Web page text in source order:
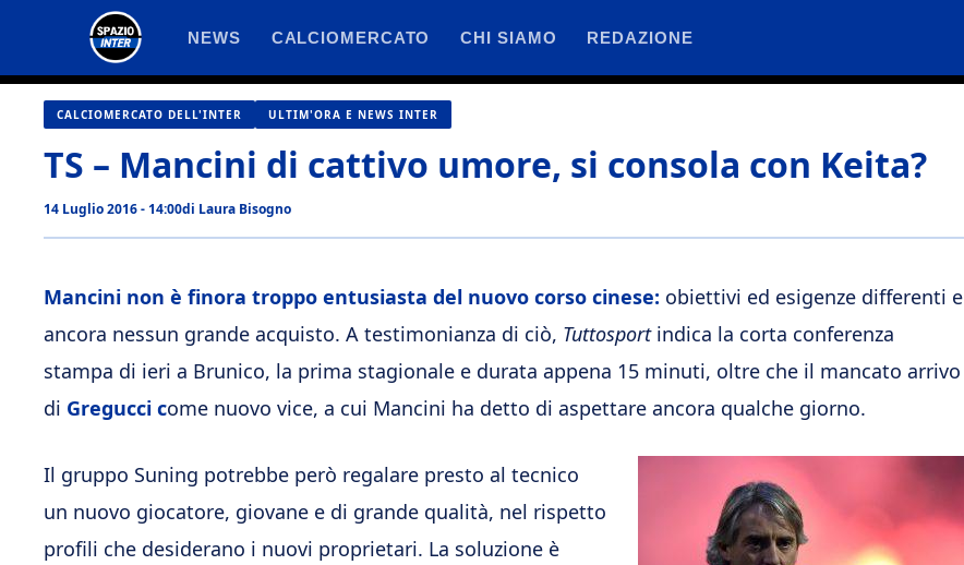
contenuto
NEWS CALCIOMERCATO CHI SIAMO REDAZIONE
CALCIOMERCATO DELL'INTER ULTIM'ORA E NEWS INTER
TS – Mancini di cattivo umore, si consola con Keita?
14 Luglio 2016 - 14:00di Laura Bisogno
Mancini non è finora troppo entusiasta del nuovo corso cinese: obiettivi ed esigenze differenti e
ancora nessun grande acquisto. A testimonianza di ciò, Tuttosportindica la corta conferenza
stampa di ieri a Brunico, la prima stagionale e durata appena 15 minuti, oltre che il mancato arrivo
di Gregucci come nuovo vice, a cui Mancini ha detto di aspettare ancora qualche giorno.
Il gruppo Suning potrebbe però regalare presto al tecnico
un nuovo giocatore, giovane e di grande qualità, nel rispetto
profili che desiderano i nuovi proprietari. La soluzione è